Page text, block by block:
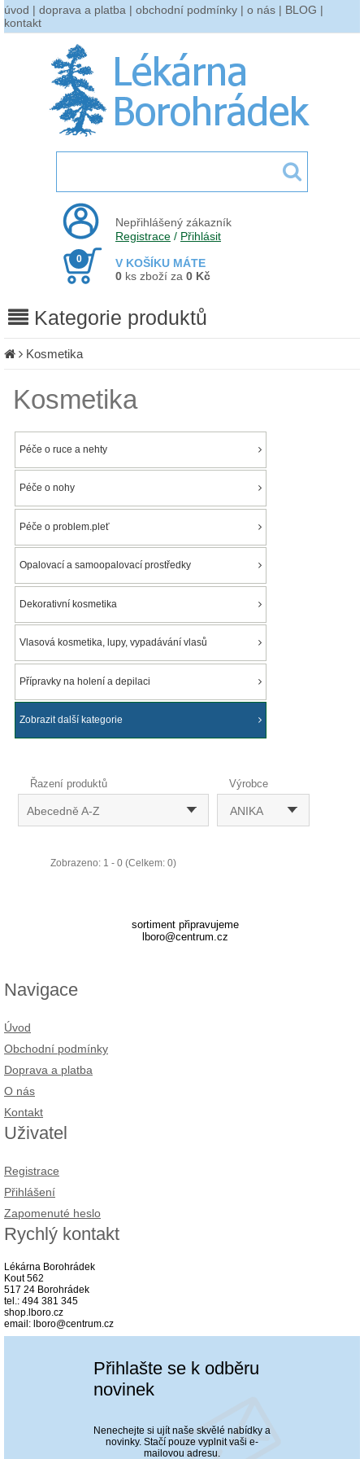
úvod | doprava a platba | obchodní podmínky | o nás | BLOG |
kontakt
Nepřihlášený zákazník
Registrace / Přihlásit
V KOŠÍKU MÁTE
0
0 ks zboží za 0 Kč
Kategorie produktů
Kosmetika
Kosmetika
Péče o ruce a nehty
Péče o nohy
Péče o problem.pleť
Opalovací a samoopalovací prostředky
Dekorativní kosmetika
Vlasová kosmetika, lupy, vypadávání vlasů
Přípravky na holení a depilaci
Zobrazit další kategorie
Řazení produktů
Abecedně A-Z
Výrobce
ANIKA
Zobrazeno: 1 - 0 (Celkem: 0)
sortiment připravujeme
lboro@centrum.cz
Navigace
Úvod
Obchodní podmínky
Doprava a platba
O nás
Kontakt
Uživatel
Registrace
Přihlášení
Zapomenuté heslo
Rychlý kontakt
Lékárna Borohrádek
Kout 562
517 24 Borohrádek
tel.: 494 381 345
shop.lboro.cz
email: lboro@centrum.cz
Přihlašte se k odběru
novinek
Nenechejte si ujít naše skvělé nabídky a
novinky. Stačí pouze vyplnit vaši e-
mailovou adresu.